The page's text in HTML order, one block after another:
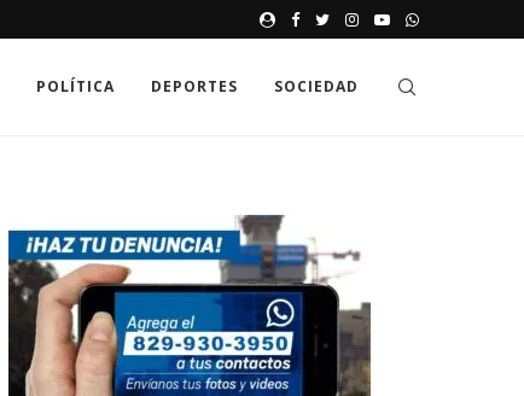
JAK GDZIE MOŻNA
POLÍTICA DEPORTES SOCIEDAD